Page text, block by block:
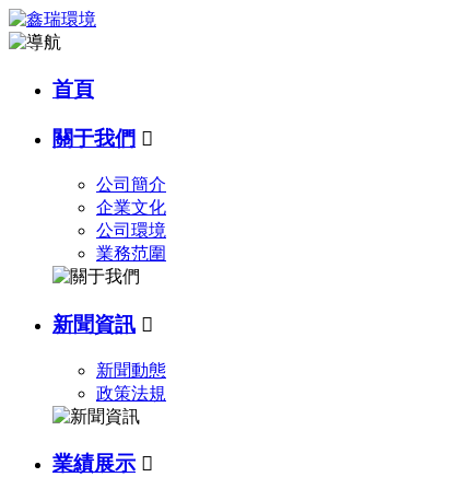
首頁
關于我們 
公司簡介
企業文化
公司環境
業務范圍
新聞資訊 
新聞動態
政策法規
業績展示 